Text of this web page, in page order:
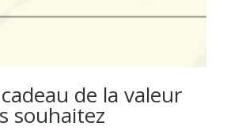
de la valeur
souhaitez